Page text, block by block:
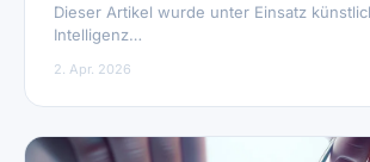
Dieser Artikel wurde unter Einsatz
Intelligenz…
2. Apr. 2026